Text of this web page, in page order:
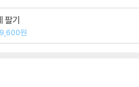
팔기
원